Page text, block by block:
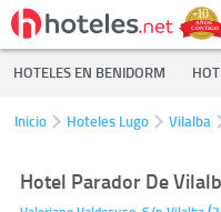
HOTELES EN BENIDORM
Inicio Hoteles Lugo Vilalba
Hotel Parador De